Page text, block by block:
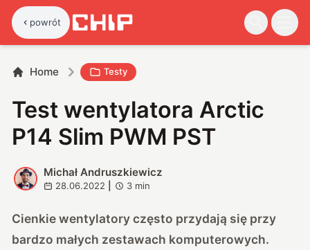
powrót
Home Testy
Test wentylatora Arctic
P14 Slim PWM PST
M
Michał Andruszkiewicz
28.06.2022 3 min
Cienkie wentylatory często przydają się przy
bardzo małych zestawach komputerowych.